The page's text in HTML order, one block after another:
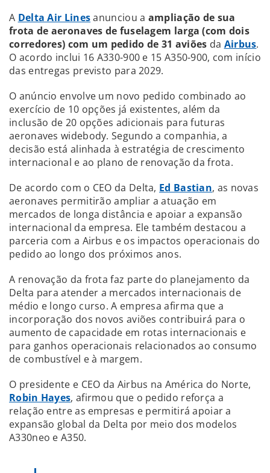
A Delta Air Linesanunciou a ampliação de sua
frota de aeronaves de fuselagem larga (com dois
corredores) com um pedido de 31 aviões da Airbus.
O acordo inclui 16 A330-900 e 15 A350-900, com início
das entregas previsto para 2029.
O anúncio envolve um novo pedido combinado ao
exercício de 10 opções já existentes, além da
inclusão de 20 opções adicionais para futuras
aeronaves widebody. Segundo a companhia, a
decisão está alinhada à estratégia de crescimento
internacional e ao plano de renovação da frota.
De acordo com o CEO da Delta, Ed Bastian, as novas
aeronaves permitirão ampliar a atuação em
mercados de longa distância e apoiar a expansão
internacional da empresa. Ele também destacou a
parceria com a Airbus e os impactos operacionais do
pedido ao longo dos próximos anos.
A renovação da frota faz parte do planejamento da
Delta para atender a mercados internacionais de
médio e longo curso. A empresa afirma que a
incorporação dos novos aviões contribuirá para o
aumento de capacidade em rotas internacionais e
para ganhos operacionais relacionados ao consumo
de combustível e à margem.
O presidente e CEO da Airbus na América do Norte,
Robin Hayes, afirmou que o pedido reforça a
relação entre as empresas e permitirá apoiar a
expansão global da Delta por meio dos modelos
A330neo e A350.